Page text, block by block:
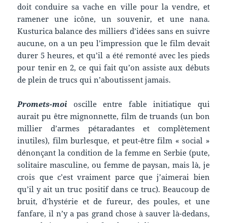
doit conduire sa vache en ville pour la vendre, et
ramener une icône, un souvenir, et une nana.
Kusturica balance des milliers d’idées sans en suivre
aucune, on a un peu l’impression que le film devait
durer 5 heures, et qu’il a été remonté avec les pieds
pour tenir en 2, ce qui fait qu’on assiste aux débuts
de plein de trucs qui n’aboutissent jamais.
Promets-moi oscille entre fable initiatique qui
aurait pu être mignonnette, film de truands (un bon
millier d’armes pétaradantes et complètement
inutiles), film burlesque, et peut-être film « social »
dénonçant la condition de la femme en Serbie (pute,
solitaire masculine, ou femme de paysan, mais là, je
crois que c’est vraiment parce que j’aimerai bien
qu’il y ait un truc positif dans ce truc). Beaucoup de
bruit, d’hystérie et de fureur, des poules, et une
fanfare, il n’y a pas grand chose à sauver là-dedans,